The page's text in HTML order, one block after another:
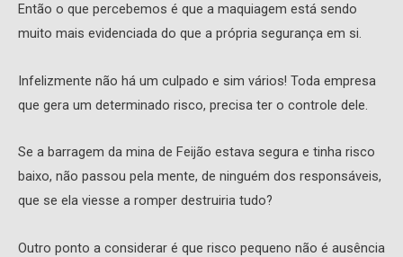
Então o que percebemos é que a maquiagem está sendo
muito mais evidenciada do que a própria segurança em si.
Infelizmente não há um culpado e sim vários! Toda empresa
que gera um determinado risco, precisa ter o controle dele.
Se a barragem da mina de Feijão estava segura e tinha risco
baixo, não passou pela mente, de ninguém dos responsáveis,
que se ela viesse a romper destruiria tudo?
Outro ponto a considerar é que risco pequeno não é ausência